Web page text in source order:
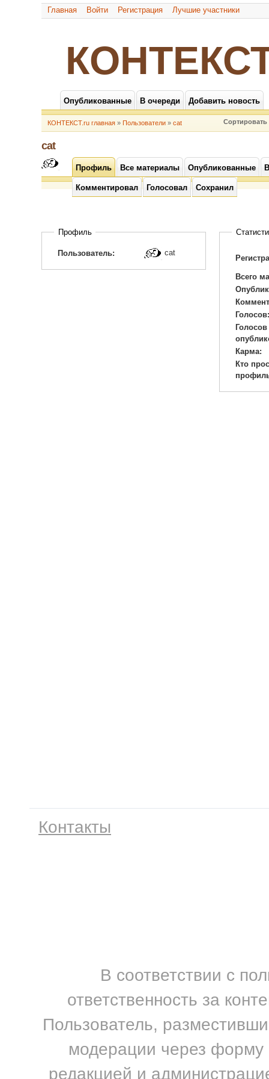
Главная Войти Регистрация Лучшие участники
Опубликованные В очереди Добавить новость
КОНТЕКСТ.ru главная » Пользователи » cat
cat
Профиль Все материалы Опубликованные
Комментировал Голосовал Сохранил
Профиль
Пользователь: cat
Всего
Голосов
Карма:
Кто
Контакты
В соответствии с
ответственность за
Пользователь,
модерации через форму
редакцией и